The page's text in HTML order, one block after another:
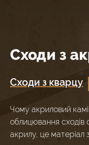
Сходи з
Сходи з кварцу
Чому акриловий
облицювання сходів
акрилу, це матеріал